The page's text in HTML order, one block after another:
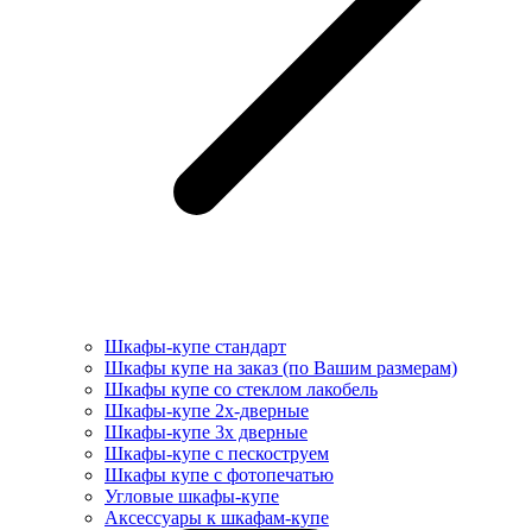
Шкафы-купе стандарт
Шкафы купе на заказ (по Вашим размерам)
Шкафы купе со стеклом лакобель
Шкафы-купе 2х-дверные
Шкафы-купе 3х дверные
Шкафы-купе с пескоструем
Шкафы купе с фотопечатью
Угловые шкафы-купе
Аксессуары к шкафам-купе